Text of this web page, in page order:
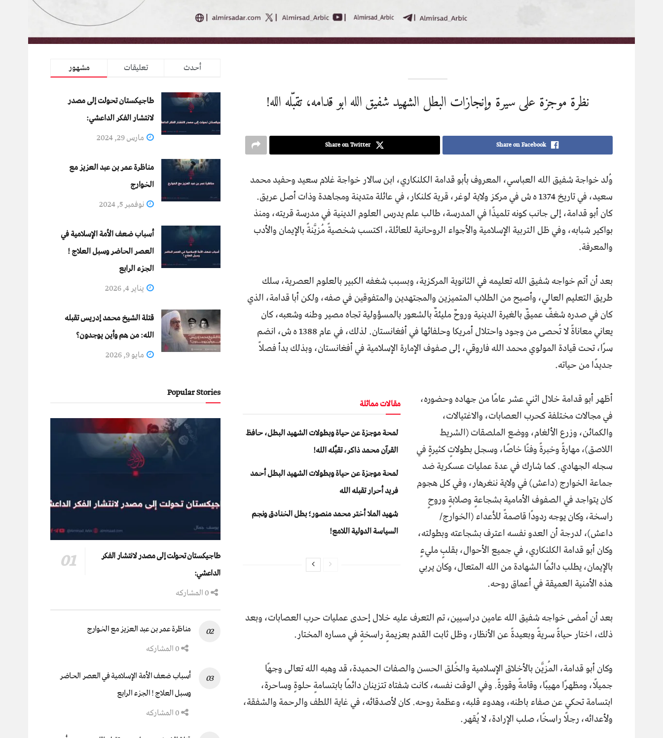
نظرة موجزة على سیرة وإنجازات البطل الشهيد شفیق الله ابو قدامه، تقبّله الله!
Share on Facebook
Share on Twitter
وُلد خواجة شفيق الله العباسي، المعروف بأبو قدامة الكلنكاري، ابن سالار خواجة غلام سعيد وحفيد محمد
سعيد، في تاريخ 1374 ه ش في مركز ولاية لوغر، قرية كلنكار، في عائلة متدينة ومجاهدة وذات أصل عريق.
كان أبو قدامة، إلى جانب كونه تلميذًا في المدرسة، طالب علم يدرس العلوم الدينية في مدرسة قريته، ومنذ
بواكير شبابه، وفي ظل التربية الإسلامية والأجواء الروحانية للعائلة، اكتسب شخصيةً مُزيَّنةً بالإيمان والأدب
والمعرفة.
بعد أن أتم خواجه شفيق الله تعليمه في الثانوية المركزية، وبسبب شغفه الكبير بالعلوم العصرية، سلك
طريق التعليم العالي، وأصبح من الطلاب المتميزين والمجتهدين والمتفوقين في صفه، ولكن أبا قدامة، الذي
كان في صدره شغفٌ عميقٌ بالغيرة الدينية وروحٌ مليئةٌ بالشعور بالمسؤولية تجاه مصير وطنه وشعبه، كان
يعاني معاناةً لا تُحصى من وجود واحتلال أمريكا وحلفائها في أفغانستان. لذلك، في عام 1388 ه ش، انضم
سرًا، تحت قيادة المولوي محمد الله فاروقي، إلى صفوف الإمارة الإسلامية في أفغانستان، وبذلك بدأ فصلاً
جديدًا من حياته.
مقالات مماثلة
لمحة موجزة عن حياة وبطولات الشهيد البطل، حافظ
القرآن محمد ذاكر، تقبَّله الله!
لمحة موجزة عن حياة وبطولات الشهيد البطل أحمد
فريد أحرار تقبله الله
شهيد الملا أختر محمد منصور؛ بطل الخنادق ونجم
السياسة الدولية اللامع!
أظهر أبو قدامة خلال اثني عشر عامًا من جهاده وحضوره،
في مجالات مختلفة كحرب العصابات، والاغتيالات،
والكمائن، وزرع الألغام، ووضع الملصقات (الشريط
اللاصق)، مهارةً وخبرةً وفنًا خاصًا، وسجل بطولاتٍ كثيرةٍ في
سجله الجهادي. كما شارك في عدة عمليات عسكرية ضد
جماعة الخوارج (داعش) في ولاية ننغرهار، وفي كل هجوم
كان يتواجد في الصفوف الأمامية بشجاعةٍ وصلابةٍ وروحٍ
راسخة، وكان يوجه ردودًا قاصمةً للأعداء (الخوارج/
داعش)، لدرجة أن العدو نفسه اعترف بشجاعته وبطولته،
وكان أبو قدامة الكلنكاري، في جميع الأحوال، بقلبٍ مليءٍ
بالإيمان، يطلب دائمًا الشهادة من الله المتعال، وكان يربي
هذه الأمنية العميقة في أعماق روحه.
بعد أن أمضى خواجه شفيق الله عامين دراسيين، تم التعرف عليه خلال إحدى عمليات حرب العصابات، وبعد
ذلك، اختار حياةً سريةً وبعيدةً عن الأنظار، وظل ثابت القدم بعزيمةٍ راسخةٍ في مساره المختار.
وكان أبو قدامة، المُزيَّن بالأخلاق الإسلامية والخُلق الحسن والصفات الحميدة، قد وهبه الله تعالى وجهًا
جميلًا، ومظهرًا مهيبًا، وقامةً وقورةً. وفي الوقت نفسه، كانت شفتاه تتزينان دائمًا بابتسامةٍ حلوةٍ وساحرة،
ابتسامة تحكي عن صفاء باطنه، وهدوء قلبه، وعظمة روحه. كان لأصدقائه، في غاية اللطف والرحمة والشفقة،
ولأعدائه، رجلًا راسخًا، صلب الإرادة، لا يُقهر.
مشهور تعليقات أحدث
طاجيكستان تحولت إلى مصدر
لانتشار الفكر الداعشي:
مارس 29, 2024
مناظرة عمر بن عبد العزيز مع
الخوارج
نوفمبر 5, 2024
أسباب ضعف الأمة الإسلامية في
العصر الحاضر وسبل العلاج !
الجزء الرابع
يناير 4, 2026
قتلة الشيخ محمد إدريس تقبله
الله: من هم وأين يوجدون؟
مايو 9, 2026
Popular Stories
طاجيكستان تحولت إلى مصدر لانتشار الفكر
الداعشي:
مناظرة عمر بن عبد العزيز مع الخوارج
أسباب ضعف الأمة الإسلامية في العصر الحاضر
وسبل العلاج ! الجزء الرابع